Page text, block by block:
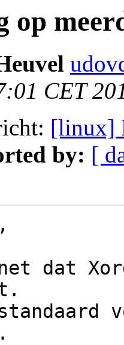
op
CET
[linux]
by: [
dat